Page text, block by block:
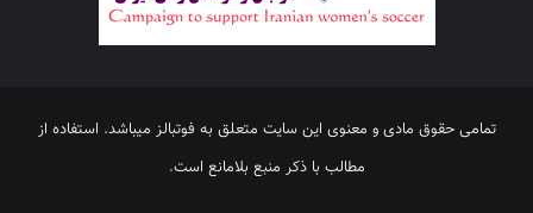
تمامی حقوق مادی و معنوی این سایت متعلق به فوتبالز میباشد. استفاده از
مطالب با ذکر منبع بلامانع است.